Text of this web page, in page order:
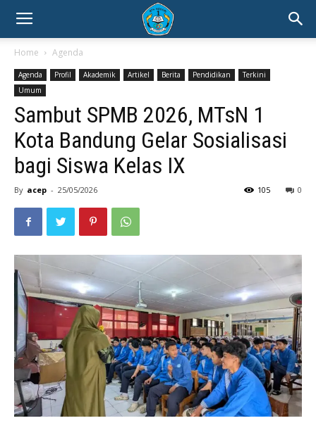
Home Agenda
Agenda Profil Akademik Artikel Berita Pendidikan
Terkini
Umum
Sambut SPMB 2026, MTsN 1
Kota Bandung Gelar Sosialisasi
bagi Siswa Kelas IX
By acep - 25/05/2026 0
105